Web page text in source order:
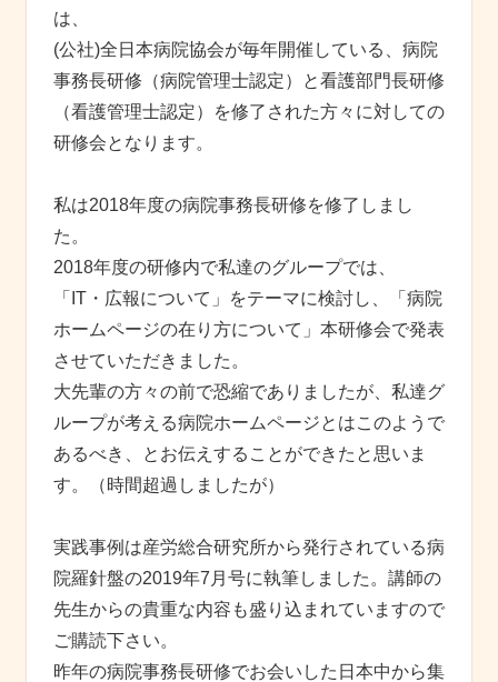
は、
(公社)全日本病院協会が毎年開催している、病院
事務長研修（病院管理士認定）と看護部門長研修
（看護管理士認定）を修了された方々に対しての
研修会となります。
私は2018年度の病院事務長研修を修了しまし
た。
2018年度の研修内で私達のグループでは、
「IT・広報について」をテーマに検討し、「病院
ホームページの在り方について」本研修会で発表
させていただきました。
大先輩の方々の前で恐縮でありましたが、私達グ
ループが考える病院ホームページとはこのようで
あるべき、とお伝えすることができたと思いま
す。（時間超過しましたが）
実践事例は産労総合研究所から発行されている病
院羅針盤の2019年7月号に執筆しました。講師の
先生からの貴重な内容も盛り込まれていますので
ご購読下さい。
昨年の病院事務長研修でお会いした日本中から集